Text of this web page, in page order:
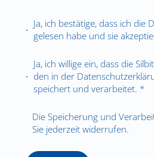
Ja, ich bestätige, dass ich die
gelesen habe und sie
Ja, ich willige ein, dass die
den in der
speichert und verarbeitet. *
Die Speicherung und
Sie jederzeit widerrufen.